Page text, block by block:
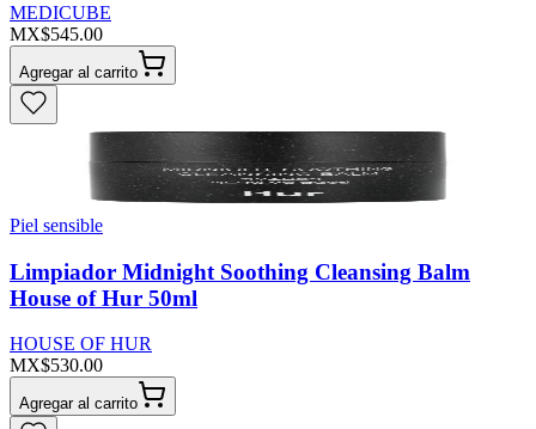
MEDICUBE
MX$545.00
Agregar al carrito
Piel sensible
Limpiador Midnight Soothing Cleansing Balm
House of Hur 50ml
HOUSE OF HUR
MX$530.00
Agregar al carrito